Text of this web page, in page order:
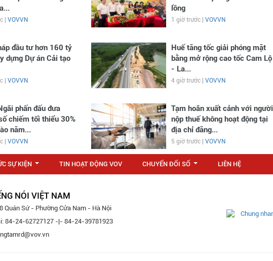
| VOVVN
lồng
1 giờ trước | VOVVN
đầu tư hơn 160 tỷ
dựng Dự án Cải tạo
| VOVVN
Huế tăng tốc giải phóng mặt
bằng mở rộng cao tốc Cam Lộ
- La...
4 giờ trước | VOVVN
phấn đấu đưa
chiếm tối thiểu 30%
năm...
| VOVVN
Tạm hoãn xuất cảnh với người
nộp thuế không hoạt động tại
địa chỉ đăng...
5 giờ trước | VOVVN
SỰ KIỆN TIN HOẠT ĐỘNG VOV CHUYỂN ĐỔI SỐ LIÊN HỆ
NÓI VIỆT NAM
Quán Sứ - Phường Cửa Nam - Hà Nội
84-24-62727127 -|- 84-24-39781923